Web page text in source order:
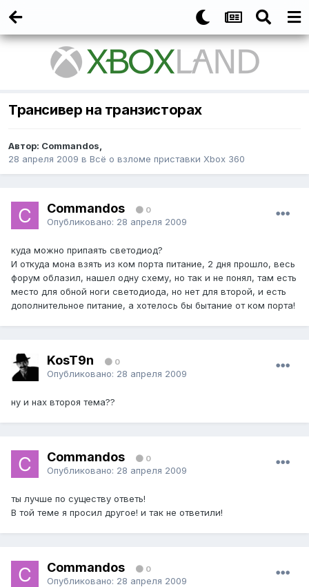
Трансивер на транзисторах
Автор: Commandos,
28 апреля 2009 в Всё о взломе приставки Xbox 360
Commandos 0
Опубликовано: 28 апреля 2009
куда можно припаять светодиод?
И откуда мона взять из ком порта питание, 2 дня прошло, весь
форум облазил, нашел одну схему, но так и не понял, там есть
место для обной ноги светодиода, но нет для второй, и есть
дополнительное питание, а хотелось бы бытание от ком порта!
KosT9n 0
Опубликовано: 28 апреля 2009
ну и нах второя тема??
Commandos 0
Опубликовано: 28 апреля 2009
ты лучше по существу ответь!
В той теме я просил другое! и так не ответили!
Commandos 0
Опубликовано: 28 апреля 2009